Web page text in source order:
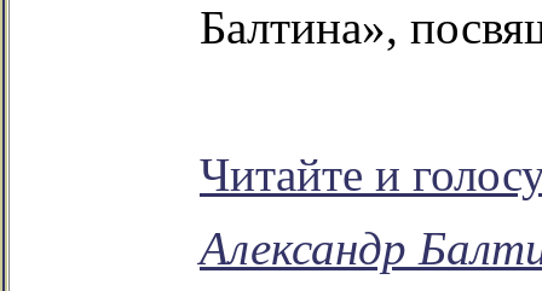
Балтина»,
Читайте и
Александр